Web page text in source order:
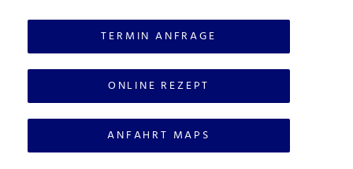
TERMIN ANFRAGE
ONLINE REZEPT
ANFAHRT MAPS